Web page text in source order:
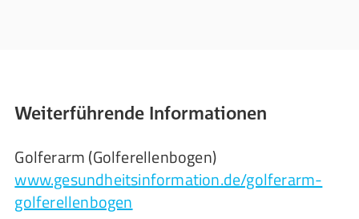
Weiterführende Informationen
Golferarm (Golferellenbogen)
www.gesundheitsinformation.de/golferarm-
golferellenbogen